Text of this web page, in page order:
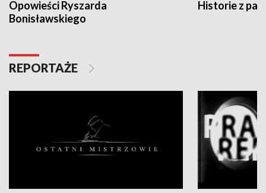
Opowieści Ryszarda
Bonisławskiego
Historie z
REPORTAŻE